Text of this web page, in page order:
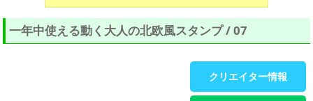
一年中使える動く大人の北欧風スタンプ / 07
クリエイター情報